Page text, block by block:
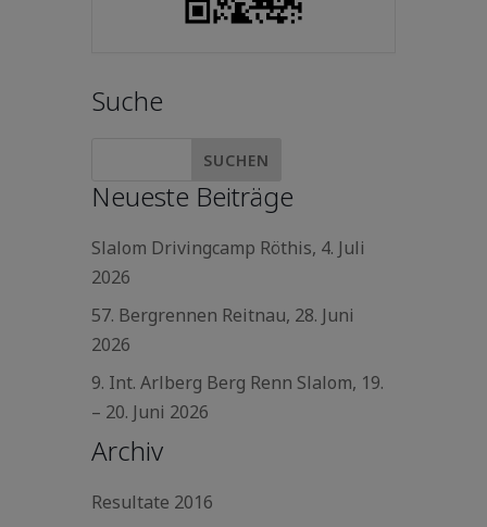
Suche
Neueste Beiträge
Slalom Drivingcamp Röthis, 4. Juli
2026
57. Bergrennen Reitnau, 28. Juni
2026
9. Int. Arlberg Berg Renn Slalom, 19.
– 20. Juni 2026
Archiv
Resultate 2016